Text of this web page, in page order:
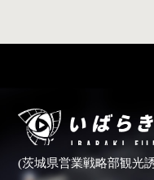
(茨城県営業戦略部観光